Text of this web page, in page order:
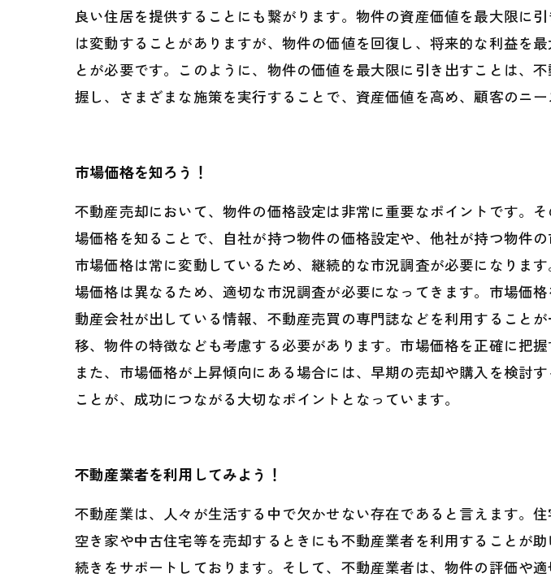
良い住居を提供することにも繋がります。物件の資産価値を最大限に
は変動することがありますが、物件の価値を回復し、将来的な利益を
とが必要です。このように、物件の価値を最大限に引き出すことは、
握し、さまざまな施策を実行することで、資産価値を高め、顧客のニ
市場価格を知ろう！
不動産売却において、物件の価格設定は非常に重要なポイントです。
場価格を知ることで、自社が持つ物件の価格設定や、他社が持つ物件
市場価格は常に変動しているため、継続的な市況調査が必要になりま
場価格は異なるため、適切な市況調査が必要になってきます。市場価
動産会社が出している情報、不動産売買の専門誌などを利用すること
移、物件の特徴なども考慮する必要があります。市場価格を正確に把
また、市場価格が上昇傾向にある場合には、早期の売却や購入を検討
ことが、成功につながる大切なポイントとなっています。
不動産業者を利用してみよう！
不動産業は、人々が生活する中で欠かせない存在であると言えます。
空き家や中古住宅等を売却するときにも不動産業者を利用することが
続きをサポートしております。そして、不動産業者は、物件の評価や